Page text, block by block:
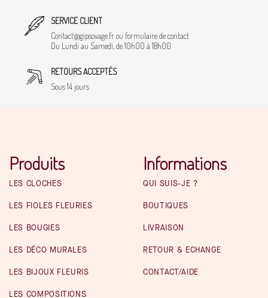
SERVICE CLIENT
Contact@gipsovage.fr ou formulaire de contact
Du Lundi au Samedi, de 10h00 à 18h00
RETOURS ACCEPTÉS
Sous 14 jours
Produits
LES CLOCHES
LES FIOLES FLEURIES
LES BOUGIES
LES DÉCO MURALES
LES BIJOUX FLEURIS
LES COMPOSITIONS
Informations
QUI SUIS-JE ?
BOUTIQUES
LIVRAISON
RETOUR & ECHANGE
CONTACT/AIDE